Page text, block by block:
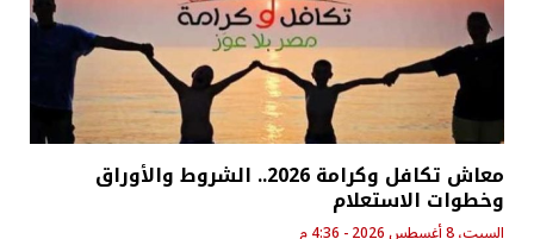
معاش تكافل وكرامة 2026.. الشروط والأوراق
وخطوات الاستعلام